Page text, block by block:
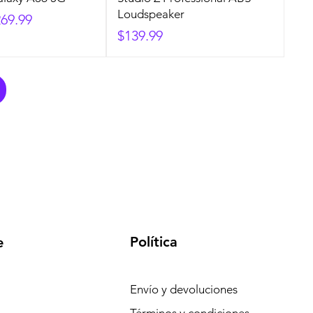
de oferta
Loudspeaker
Precio
$139.99
Política
Envío y devoluciones